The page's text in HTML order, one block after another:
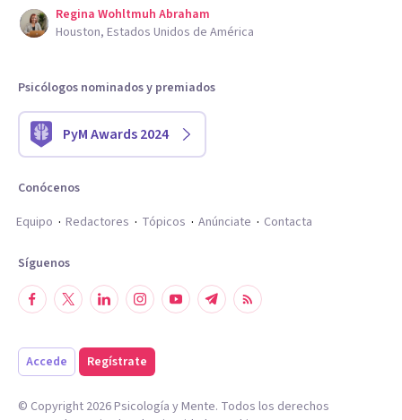
Regina Wohltmuh Abraham
Houston, Estados Unidos de América
Psicólogos nominados y premiados
PyM Awards 2024
Conócenos
Equipo
Redactores Tópicos Anúnciate Contacta
Síguenos
Accede Regístrate
© Copyright 2026Psicología y Mente. Todos los derechos